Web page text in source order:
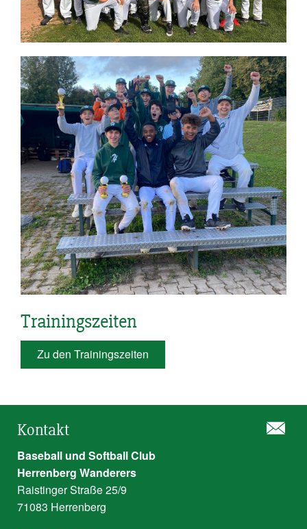
Trainingszeiten
Zu den Trainingszeiten
Kontakt
Baseball und Softball Club
Herrenberg Wanderers
Raistinger Straße 25/9
71083 Herrenberg